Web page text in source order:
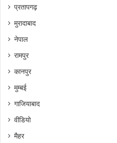
प्रतापगढ़
मुरादाबाद
नेपाल
रामपुर
कानपुर
मुम्बई
गाजियाबाद
वीडियो
मैहर